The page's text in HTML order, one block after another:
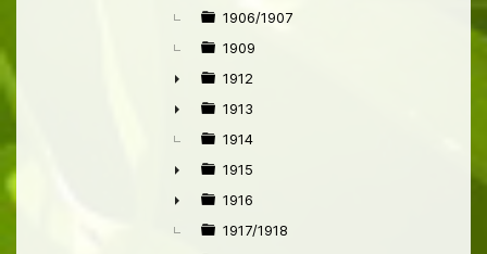
1906/1907
1909
►
1912
►
1913
1914
►
1915
►
1916
1917/1918